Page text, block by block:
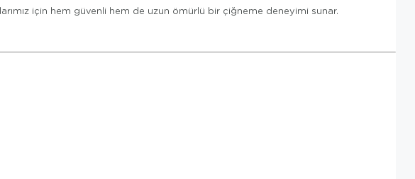
için hem güvenli hem de uzun ömürlü bir çiğneme deneyimi sunar.